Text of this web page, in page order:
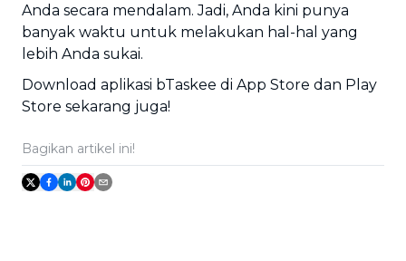
Anda secara mendalam. Jadi, Anda kini punya
banyak waktu untuk melakukan hal-hal yang
lebih Anda sukai.
Download aplikasi bTaskee di App Store dan Play
Store sekarang juga!
Bagikan artikel ini!